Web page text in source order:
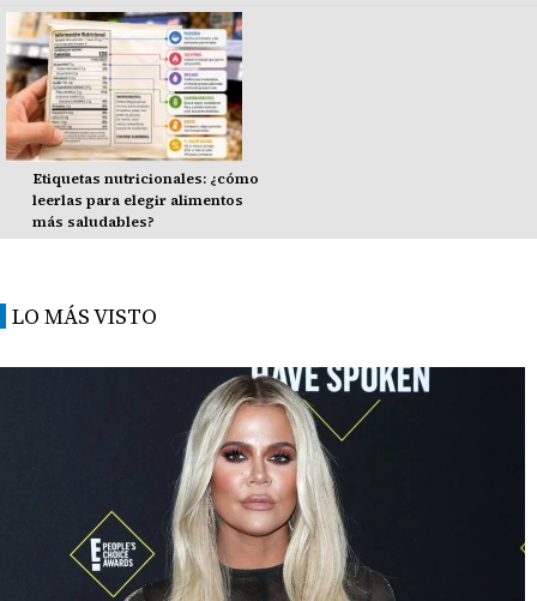
Etiquetas nutricionales: ¿cómo
leerlas para elegir alimentos
más saludables?
LO MÁS VISTO